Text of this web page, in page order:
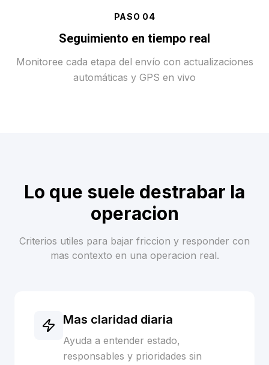
PASO 04
Seguimiento en tiempo real
Monitoree cada etapa del envío con actualizaciones
automáticas y GPS en vivo
Lo que suele destrabar la
operacion
Criterios utiles para bajar friccion y responder con
mas contexto en una operacion real.
Mas claridad diaria
Ayuda a entender estado,
responsables y prioridades sin